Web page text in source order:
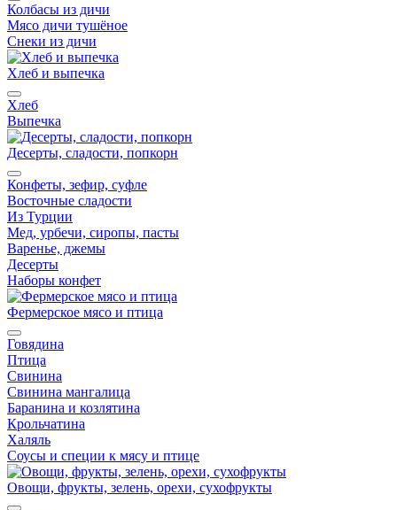
Колбасы из дичи
Мясо дичи тушёное
Снеки из дичи
Хлеб и выпечка
Хлеб
Выпечка
Десерты, сладости, попкорн
Конфеты, зефир, суфле
Восточные сладости
Из Турции
Мед, урбечи, сиропы, пасты
Варенье, джемы
Десерты
Наборы конфет
Фермерское мясо и птица
Говядина
Птица
Свинина
Свинина мангалица
Баранина и козлятина
Крольчатина
Халяль
Соусы и специи к мясу и птице
Овощи, фрукты, зелень, орехи, сухофрукты